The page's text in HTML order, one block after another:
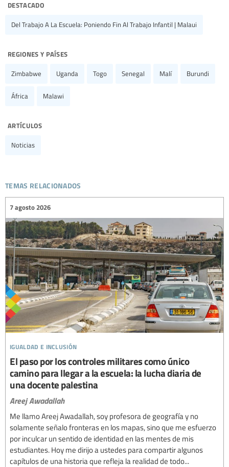
destacado
Del Trabajo A La Escuela: Poniendo Fin Al Trabajo Infantil | Malaui
regiones y países
Zimbabwe Uganda Togo Senegal Malí Burundi
África Malawi
artículos
Noticias
temas relacionados
igualdad e inclusión
7 agosto 2026
El paso por los controles militares como único
camino para llegar a la escuela: la lucha diaria de
una docente palestina
Areej Awadallah
Me llamo Areej Awadallah, soy profesora de geografía y no
solamente señalo fronteras en los mapas, sino que me esfuerzo
por inculcar un sentido de identidad en las mentes de mis
estudiantes. Hoy me dirijo a ustedes para compartir algunos
capítulos de una historia que refleja la realidad de todo...